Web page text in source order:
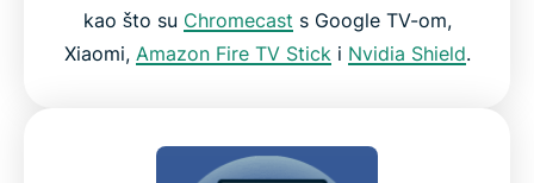
kao što su Chromecast s Google TV-om,
Xiaomi, Amazon Fire TV Stick i Nvidia Shield.